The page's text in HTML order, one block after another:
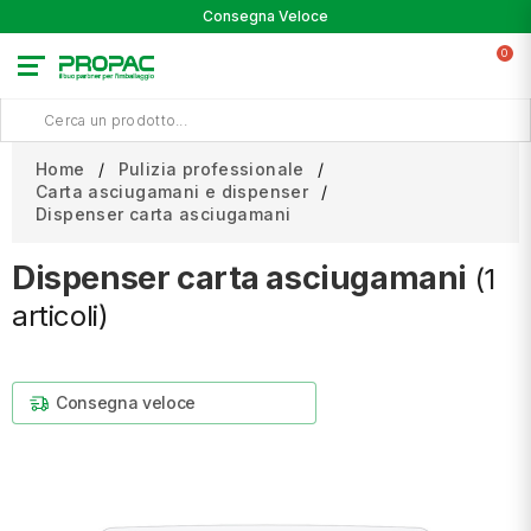
0
Consegna Veloce
Home
Pulizia professionale
Carta asciugamani e dispenser
Dispenser carta asciugamani
Dispenser carta asciugamani (1
articoli)
Consegna veloce